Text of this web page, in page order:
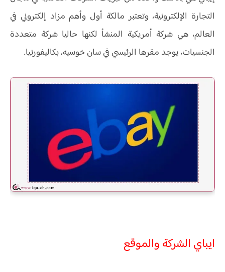
التجارة الإلكترونية، وتعتبر مالكة أول وأهم مزاد إلكتروني في
العالم، هي شركة أمريكية المنشأ لكنها حاليا شركة متعددة
الجنسيات، يوجد مقرها الرئيسي في سان خوسيه، بكاليفورنيا.
ايباي الشركة والموقع